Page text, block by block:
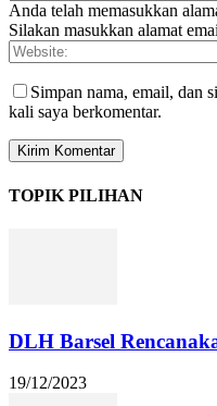
Anda telah memasukkan
Silakan masukkan alamat
Simpan nama, email, dan
kali saya berkomentar.
TOPIK PILIHAN
DLH Barsel
19/12/2023